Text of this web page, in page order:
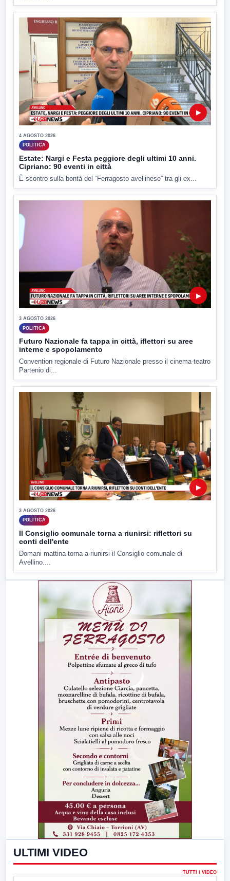
▶
4 AGOSTO 2026
POLITICA
Estate: Nargi e Festa peggiore degli ultimi 10 anni.
Cipriano: 90 eventi in città
È scontro sulla bontà del “Ferragosto avellinese” tra gli ex...
▶
3 AGOSTO 2026
POLITICA
Futuro Nazionale fa tappa in città, iflettori su aree
interne e spopolamento
Convention regionale di Futuro Nazionale presso il cinema-teatro
Partenio di...
▶
3 AGOSTO 2026
POLITICA
Il Consiglio comunale torna a riunirsi: riflettori su
conti dell'ente
Domani mattina torna a riunirsi il Consiglio comunale di
Avellino....
ULTIMI VIDEO
TUTTI I VIDEO